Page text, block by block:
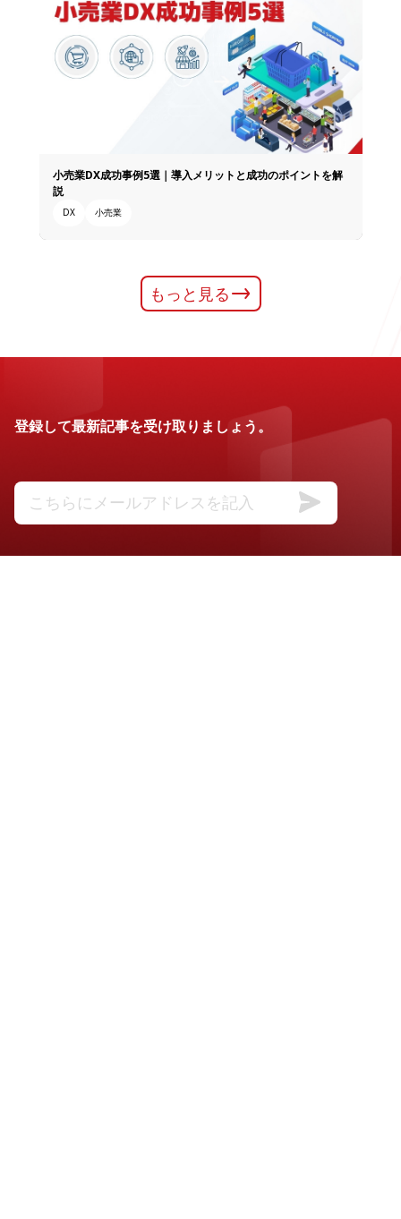
小売業DX成功事例5選｜導入メリットと成功のポイントを解
説
DX 小売業
もっと見る
登録して最新記事を受け取りましょう。